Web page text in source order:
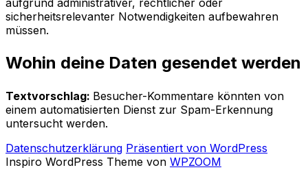
sicherheitsrelevanter Notwendigkeiten aufbewahren
müssen.
Wohin deine Daten gesendet werden
Textvorschlag: Besucher-Kommentare könnten von
einem automatisierten Dienst zur Spam-Erkennung
untersucht werden.
Datenschutzerklärung Präsentiert von WordPress
Inspiro WordPress Theme von WPZOOM